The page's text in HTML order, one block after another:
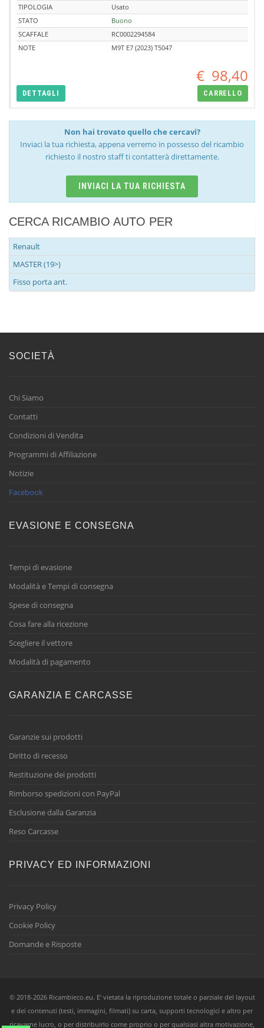
TIPOLOGIA
Usato
STATO
Buono
SCAFFALE
RC0002294584
NOTE
M9T E7 (2023) T5047
€ 98,40
DETTAGLI CARRELLO
Non hai trovato quello che cercavi?
Inviaci la tua richiesta, appena verremo in possesso del ricambio
richiesto il nostro staff ti contatterà direttamente.
INVIACI LA TUA RICHIESTA
CERCA RICAMBIO AUTO PER
Renault
MASTER (19>)
Fisso porta ant.
SOCIETÀ
Chi Siamo
Contatti
Condizioni di Vendita
Programmi di Affiliazione
Notizie
Facebook
EVASIONE E CONSEGNA
Tempi di evasione
Modalità e Tempi di consegna
Spese di consegna
Cosa fare alla ricezione
Scegliere il vettore
Modalità di pagamento
GARANZIA E CARCASSE
Garanzie sui prodotti
Diritto di recesso
Restituzione dei prodotti
Rimborso spedizioni con PayPal
Esclusione dalla Garanzia
Reso Carcasse
PRIVACY ED INFORMAZIONI
Privacy Policy
Cookie Policy
Domande e Risposte
© 2018-2026 Ricambieco.eu. E' vietata la riproduzione totale o parziale del layout
e dei contenuti (testi, immagini, filmati) su carta, supporti tecnologici e altro per
ricavarne lucro, o per distribuirlo come proprio o per qualsiasi altra motivazione,